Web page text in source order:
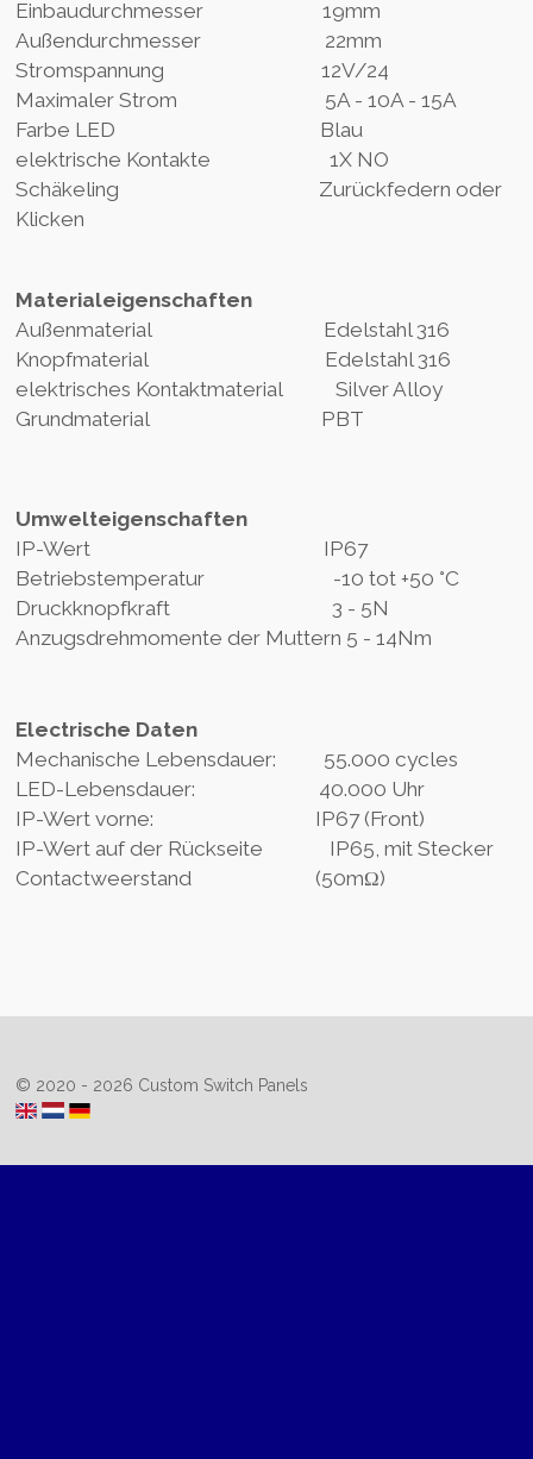
Einbaudurchmesser 19mm
Außendurchmesser 22mm
Stromspannung 12V/24
Maximaler Strom 5A - 10A - 15A
Farbe LED Blau
elektrische Kontakte 1X NO
Schäkeling Zurückfedern oder
Klicken
Materialeigenschaften
Außenmaterial Edelstahl 316
Knopfmaterial Edelstahl 316
elektrisches Kontaktmaterial Silver Alloy
Grundmaterial PBT
Umwelteigenschaften
IP-Wert IP67
Betriebstemperatur -10 tot +50 °C
Druckknopfkraft 3 - 5N
Anzugsdrehmomente der Muttern 5 - 14Nm
Electrische Daten
Mechanische Lebensdauer: 55.000 cycles
LED-Lebensdauer: 40.000 Uhr
IP-Wert vorne: IP67 (Front)
IP-Wert auf der Rückseite IP65, mit Stecker
Contactweerstand (50mΩ)
© 2020 - 2026 Custom Switch Panels